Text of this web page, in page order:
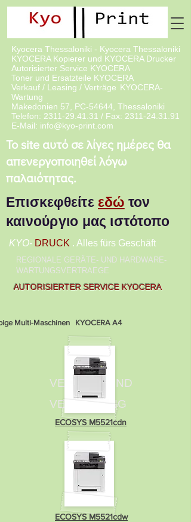
AUTORISIERTER SERVICE KYOCERA
Kyocera Thessaloniki - Kyocera Thessaloniki
KYOCERA Kopierer und KYOCERA Drucker
Autorisierter Service KYOCERA
Toner und Ersatzteile KYOCERA
Verkauf / Leasing / Verträge KYOCERA-
Wartung
Makedonien 57, PC-54644, Thessaloniki
Telefon: 2311-29.41.31 / Fax: 2311-24.31.91
E-Mail: info@kyo-print.com
KYO- DRUCK . Alles fürs Geschäft
REGIONALE GERÄTE- UND HARDWARE-
WARTUNGSVERTRAEGE
Το site αυτό σε λίγες ημέρες θα
απενεργοποιηθεί λόγω
παλαιότητας.
Επισκεφθείτε εδώ τον
καινούργιο μας ιστότοπο
VERKAUF UND
VERMIETUNG
Maschinen KYOCERA A4
ECOSYS M5521cdn
ECOSYS M5521cdw